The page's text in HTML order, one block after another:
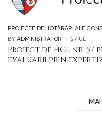
PROIECTE DE HOTĂRÂRI ALE
BY ADMINISTRATOR 27.IUL
Proiect de HCL nr.
evaluarii prin
MAI